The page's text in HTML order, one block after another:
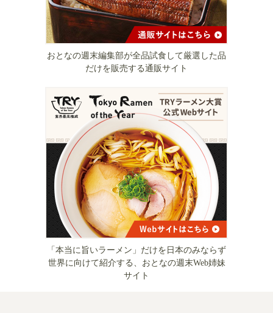
おとなの週末編集部が全品試食して厳選した品
だけを販売する通販サイト
「本当に旨いラーメン」だけを日本のみならず
世界に向けて紹介する、おとなの週末Web姉妹
サイト